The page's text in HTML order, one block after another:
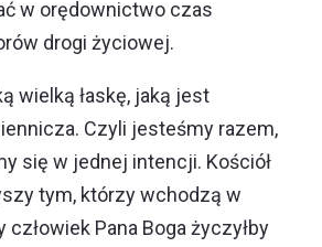
w orędownictwo czas
drogi życiowej.
wielką łaskę, jaką jest
Czyli jesteśmy razem,
się w jednej intencji. Kościół
tym, którzy wchodzą w
człowiek Pana Boga życzyłby